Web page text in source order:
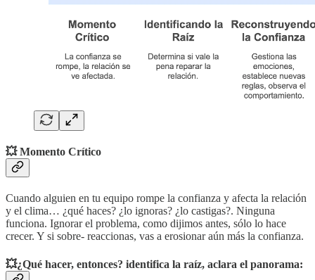
💥 Momento Crítico
Cuando alguien en tu equipo rompe la confianza y afecta la relación
y el clima… ¿qué haces? ¿lo ignoras? ¿lo castigas?. Ninguna
funciona. Ignorar el problema, como dijimos antes, sólo lo hace
crecer. Y si sobre- reaccionas, vas a erosionar aún más la confianza.
💥¿Qué hacer, entonces? identifica la raíz, aclara el panorama: